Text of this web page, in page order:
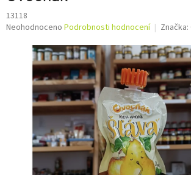
13118
Průměrné
produktu
hvězdiček.
Neohodnoceno Podrobnosti hodnocení Značka: